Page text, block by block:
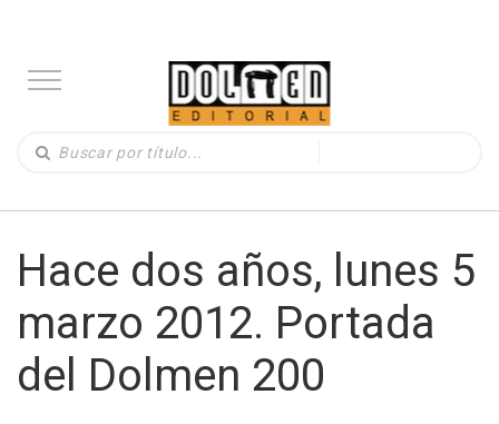
Hace dos años, lunes 5
marzo 2012. Portada
del Dolmen 200